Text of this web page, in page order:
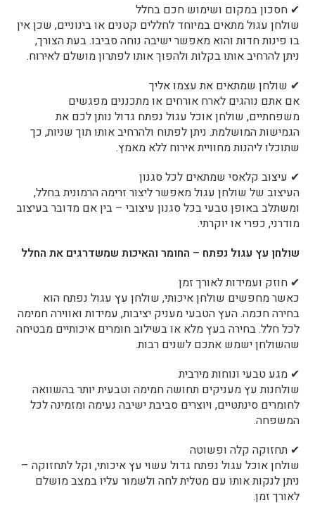
✔ חסכון במקום ושימוש חכם בחלל
שולחן עגול מתאים במיוחד לחללים קטנים או בינוניים, שכן אין
בו פינות חדות והוא מאפשר ישיבה נוחה סביבו. בעת הצורך,
ניתן להרחיב אותו בקלות ולהפוך אותו לפתרון מושלם לאירוח.
✔ שולחן שמתאים את עצמו אליך
אם אתם נוהגים לארח אורחים או מתכננים מפגשים
משפחתיים, שולחן אוכל עגול נפתח גדול נותן לכם את
הגמישות המושלמת. ניתן לפתוח ולהרחיב אותו תוך שניות, כך
שתוכלו ליהנות מחוויית אירוח ללא מאמץ.
✔ עיצוב קלאסי שמתאים לכל סגנון
העיצוב של שולחן עגול מאפשר ליצור זרימה הרמונית בחלל,
ומשתלב באופן טבעי בכל סגנון עיצובי – בין אם מדובר בעיצוב
מודרני, כפרי או יוקרתי.
שולחן עץ עגול נפתח – החומר והאיכות שמשדרגים את החלל
✔ חוזק ועמידות לאורך זמן
כאשר מחפשים שולחן איכותי, שולחן עץ עגול נפתח הוא
בחירה חכמה. העץ הטבעי מעניק יציבות, עמידות ואווירה חמימה
לכל חלל. בחירה בעץ מלא או בשילוב חומרים איכותיים מבטיחה
שהשולחן ישמש אתכם לשנים רבות.
✔ מגע טבעי ונוחות מירבית
שולחנות עץ מעניקים תחושה חמימה וטבעית יותר בהשוואה
לחומרים סינתטיים, ויוצרים סביבת ישיבה נעימה ומזמינה לכל
המשפחה.
✔ תחזוקה קלה ופשוטה
שולחן אוכל עגול נפתח גדול עשוי עץ איכותי, וקל לתחזוקה –
ניתן לנקות אותו עם מטלית לחה ולשמור עליו במצב מושלם
לאורך זמן.